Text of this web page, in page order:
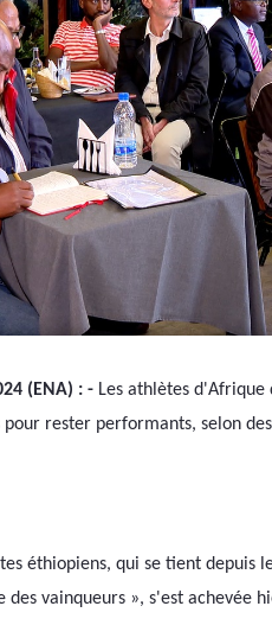
(ENA) : - Les athlètes
pour rester performants, selon
éthiopiens, qui se tient depuis
vainqueurs », s'est achevée